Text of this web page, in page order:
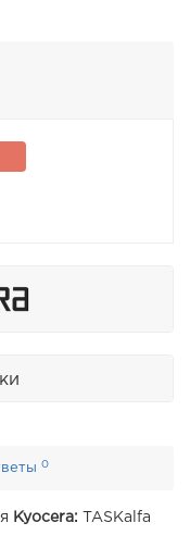
0
Kyocera: TASKalfa